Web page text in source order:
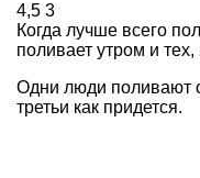
4,5 3
Когда лучше всего
поливает утром и тех,
Одни люди поливают
третьи как придется.